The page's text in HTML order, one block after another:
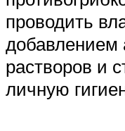
проводить
добавлением
растворов и
личную